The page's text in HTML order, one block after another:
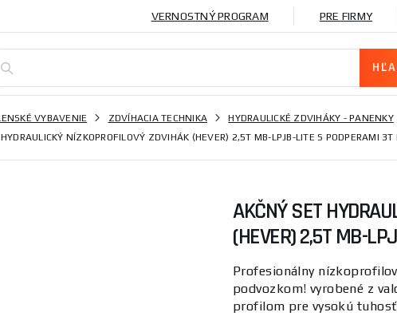
VERNOSTNÝ PROGRAM PRE FIRMY
VYBAVENIE ZDVÍHACIA TECHNIKA
HYDRAULICKÉ ZDVIHÁKY - PANENKY
NÍZKOPROFILOVÝ ZDVIHÁK (HEVER) 2,5T MB-LPJB-LITE S PODPERAMI 3T
AKČNÝ SET
(HEVER) 2,5T MB-
Profesionálny
podvozkom! vyrobené z
profilom pre vysokú tuhosť